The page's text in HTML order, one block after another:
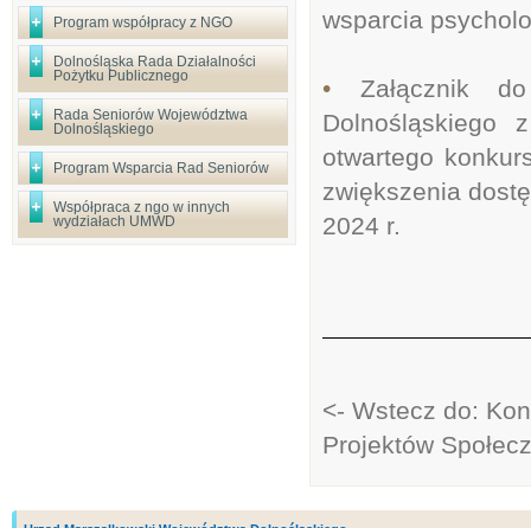
Program współpracy z NGO
Dolnośląska Rada Działalności
Pożytku Publicznego
Rada Seniorów Województwa
Dolnośląskiego
Program Wsparcia Rad Seniorów
Współpraca z ngo w innych
wydziałach UMWD
wsparcia
• Załącznik
otwartego
zwiększenia
2024 r.
<- Wstecz do:
Projektów